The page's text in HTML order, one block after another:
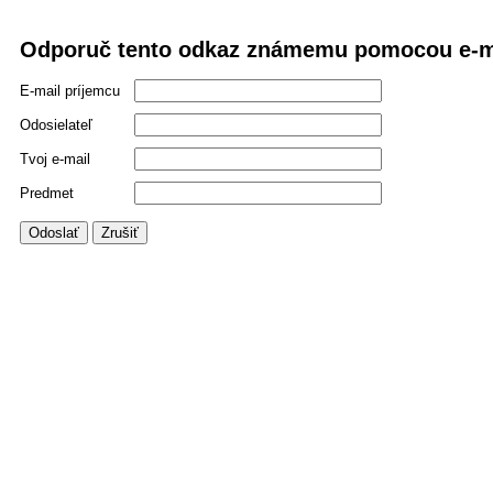
Odporuč tento odkaz známemu pomocou e-
E-mail príjemcu
Odosielateľ
Tvoj e-mail
Predmet
Odoslať Zrušiť